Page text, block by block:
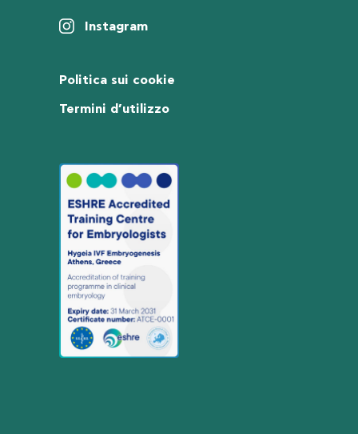
Instagram
Politica sui cookie
Termini d’utilizzo